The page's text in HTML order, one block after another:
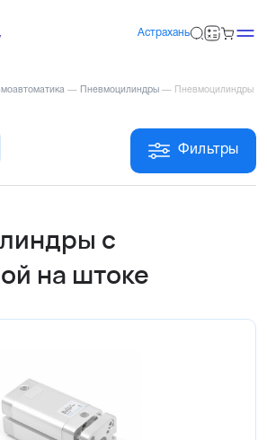
Астрахань
— Пневмоцилиндры — Пневмоцилиндры
Фильтры
с
на штоке